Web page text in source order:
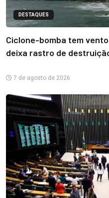
DESTAQUES
Ciclone-bomba tem
deixa rastro de
7 de agosto de 2026